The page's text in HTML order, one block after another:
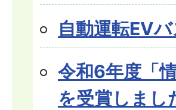
自動運転EV
令和6年度「
を受賞しまし